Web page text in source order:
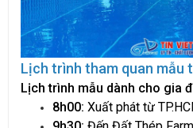
Lịch trình tham quan mẫu
Lịch trình mẫu dành cho gia
8h00: Xuất phát từ